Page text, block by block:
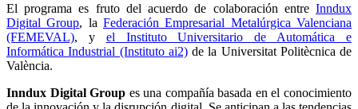
El programa es fruto del acuerdo de colaboración entre Inndux
Digital Group, laFederación Empresarial Metalúrgica Valenciana
(FEMEVAL), y el Instituto Universitario de Automática e
Informática Industrial (Instituto ai2)de la Universitat Politècnica de
València.
Inndux Digital Group es una compañía basada en el conocimiento